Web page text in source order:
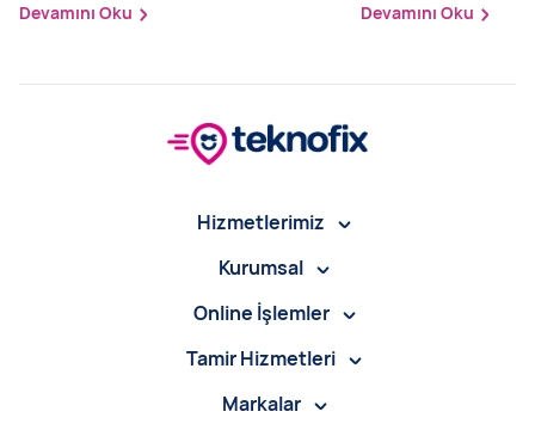
Devamını Oku
Devamını Oku
Hizmetlerimiz
Kurumsal
Online İşlemler
Tamir Hizmetleri
Markalar